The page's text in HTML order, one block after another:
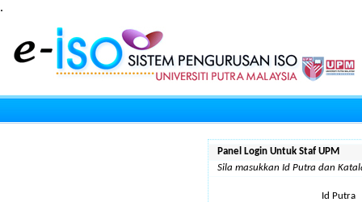
.
Panel Login Untuk Staf UPM
Sila masukkan Id Putra dan
Id Putra